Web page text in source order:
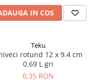
IN COS
Teku
rotund 12 x 9.4 cm
0.69 L gri
0,35 RON